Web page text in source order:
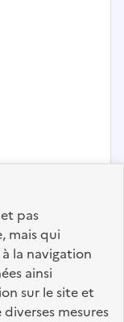
pas
mais qui
la navigation
ainsi
sur le site et
mesures
d'accueil et